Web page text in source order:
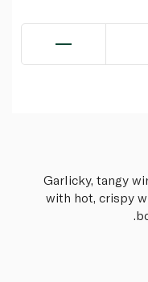
Garlicky, tangy
with hot, crispy